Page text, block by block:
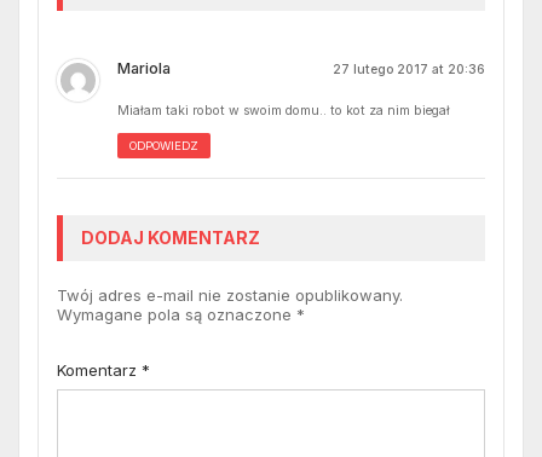
Mariola 27 lutego 2017 at 20:36
Miałam taki robot w swoim domu.. to kot za nim biegał
ODPOWIEDZ
DODAJ KOMENTARZ
Twój adres e-mail nie zostanie opublikowany.
Wymagane pola są oznaczone *
Komentarz *